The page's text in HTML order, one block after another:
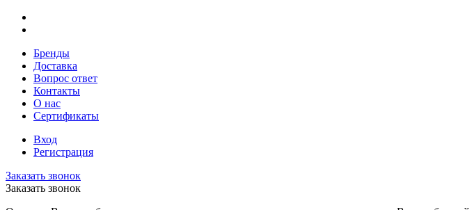
Бренды
Доставка
Вопрос ответ
Контакты
О нас
Сертификаты
Вход
Регистрация
Заказать звонок
Заказать звонок